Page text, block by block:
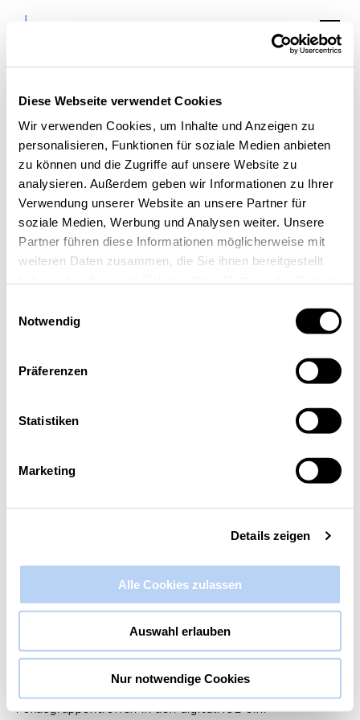
Diese Webseite verwendet Cookies
Wir verwenden Cookies, um Inhalte und Anzeigen zu
personalisieren, Funktionen für soziale Medien anbieten
zu können und die Zugriffe auf unsere Website zu
analysieren. Außerdem geben wir Informationen zu Ihrer
Verwendung unserer Website an unsere Partner für
soziale Medien, Werbung und Analysen weiter. Unsere
Partner führen diese Informationen möglicherweise mit
weiteren Daten zusammen, die Sie ihnen bereitgestellt
Notwendig
Präferenzen
Statistiken
Marketing
Details zeigen
Alle Cookies zulassen
Auswahl erlauben
Nur notwendige Cookies
Fokusgruppentreffen
KI
Die Fokusgruppe KI lädt zum monatlichen
Fokusgruppentreffen in den digitalHUB ein.